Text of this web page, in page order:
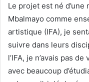
Le projet est né d’une
Mbalmayo comme
artistique (IFA), je
suivre dans leurs
l’IFA, je n’avais pas
avec beaucoup